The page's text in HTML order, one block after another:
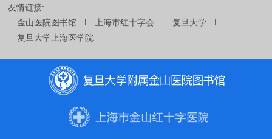
友情链接:
金山医院图书馆
上海市红十字会
复旦大学
复旦大学上海医学院